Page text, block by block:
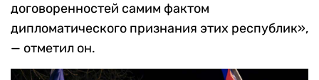
договоренностей самим фактом
дипломатического признания этих республик»,
— отметил он.